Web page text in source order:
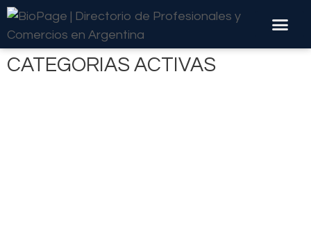
CATEGORIAS ACTIVAS